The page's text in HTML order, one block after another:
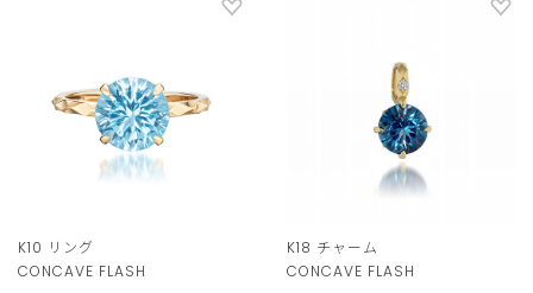
K10 リング
CONCAVE FLASH
K18 チャーム
CONCAVE FLASH